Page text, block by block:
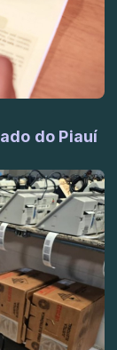
do Piauí